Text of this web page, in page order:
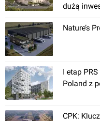
PGZ Stocznia Wojenna
dużą
Nature’s
I etap
Poland z
CPK: